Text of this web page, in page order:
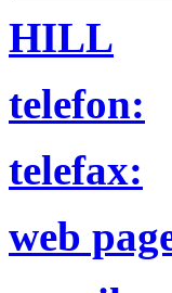
HILL
telefon:
telefax:
web